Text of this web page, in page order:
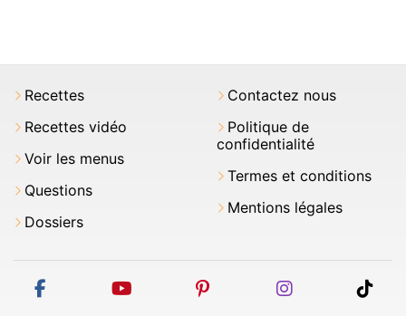
Recettes
Recettes vidéo
Voir les menus
Questions
Dossiers
Contactez nous
Politique de
confidentialité
Termes et conditions
Mentions légales
facebook youtube pinterest instagram